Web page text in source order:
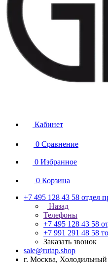
Кабинет
0 Сравнение
0 Избранное
0 Корзина
+7 495 128 43 58 отдел
Назад
Телефоны
+7 495 128 43 58
+7 991 291 48 58
Заказать звонок
sale@rutap.shop
г. Москва, Холодильный